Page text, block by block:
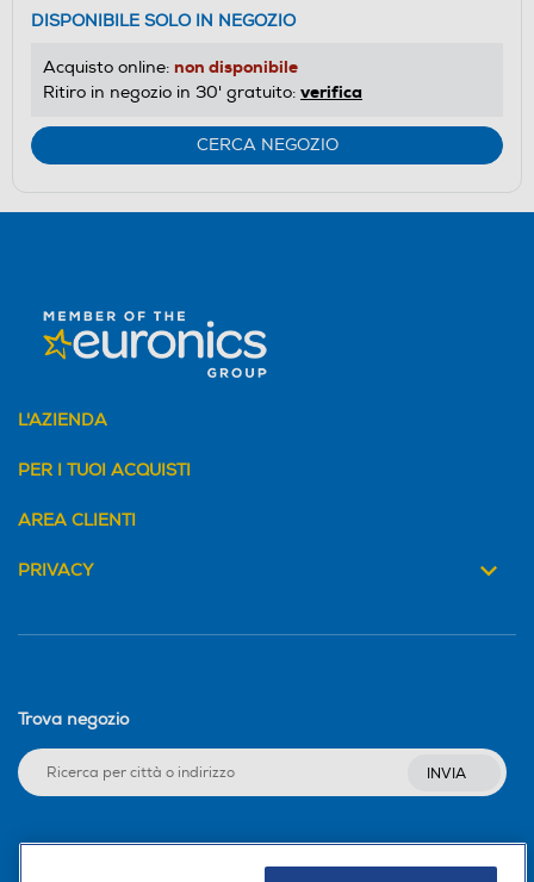
DISPONIBILE SOLO IN NEGOZIO
Acquisto online: non disponibile
Ritiro in negozio in 30' gratuito: verifica
CERCA NEGOZIO
L'AZIENDA
PER I TUOI ACQUISTI
AREA CLIENTI
PRIVACY
Trova negozio
INVIA